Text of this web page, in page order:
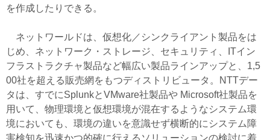
を作成したりできる。
ネットワールドは、仮想化／シンクライアント製品をは
じめ、ネットワーク・ストレージ、セキュリティ、ITイン
フラストラクチャ製品など幅広い製品ラインアップと、1,5
00社を超える販売網をもつディストリビュータ。NTTデー
タは、すでにSplunkとVMware社製品や Microsoft社製品を
用いて、物理環境と仮想環境が混在するようなシステム環
境においても、環境の違いを意識せず横断的にシステム障